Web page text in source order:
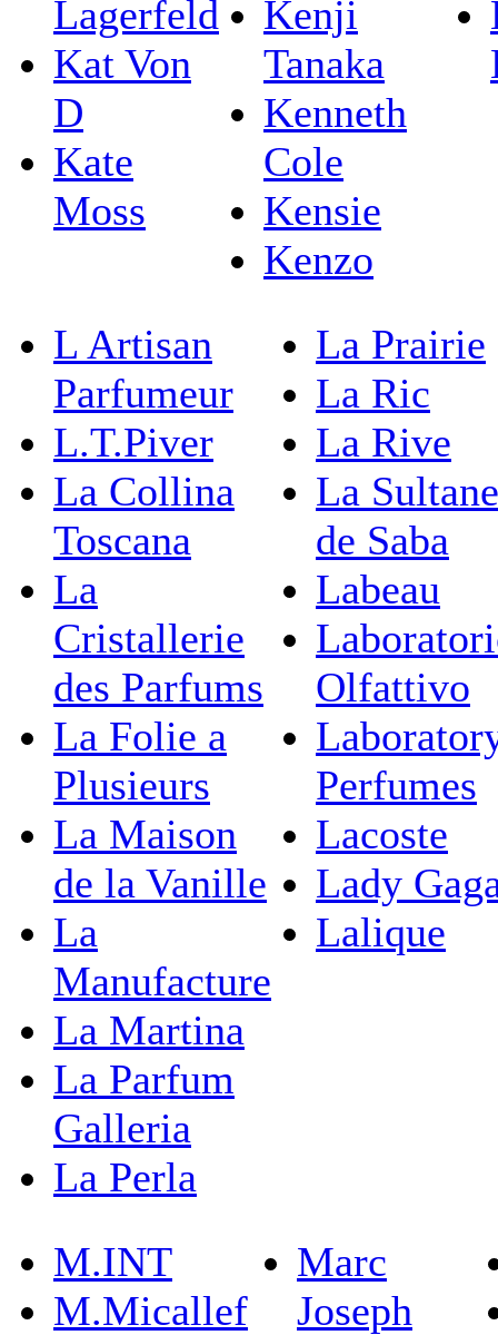
Lagerfeld
Kat Von
D
Kate
Moss
Kenji
Tanaka
Kenneth
Cole
Kensie
Kenzo
L Artisan
Parfumeur
L.T.Piver
La Collina
Toscana
La
Cristallerie
des Parfums
La Folie a
Plusieurs
La Maison
de la Vanille
La
Manufacture
La Martina
La Parfum
Galleria
La Perla
La Prairie
La Ric
La Rive
La Sultane
de Saba
Labeau
Olfattivo
Perfumes
Lacoste
Lady
Lalique
M.INT
M.Micallef
Marc
Joseph